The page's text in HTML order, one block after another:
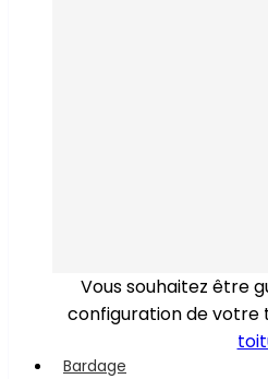
Vous souhaitez être
configuration de votre
Bardage